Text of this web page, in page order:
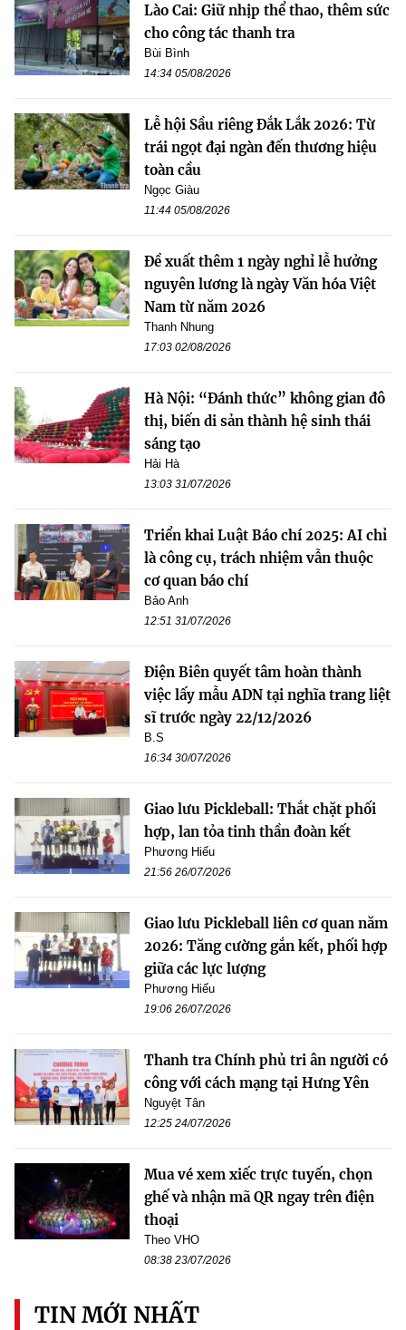
Lào Cai: Giữ nhịp thể thao, thêm sức
cho công tác thanh tra
Bùi Bình
14:34 05/08/2026
Lễ hội Sầu riêng Đắk Lắk 2026: Từ
trái ngọt đại ngàn đến thương hiệu
toàn cầu
Ngọc Giàu
11:44 05/08/2026
Đề xuất thêm 1 ngày nghỉ lễ hưởng
nguyên lương là ngày Văn hóa Việt
Nam từ năm 2026
Thanh Nhung
17:03 02/08/2026
Hà Nội: “Đánh thức” không gian đô
thị, biến di sản thành hệ sinh thái
sáng tạo
Hải Hà
13:03 31/07/2026
Triển khai Luật Báo chí 2025: AI chỉ
là công cụ, trách nhiệm vẫn thuộc
cơ quan báo chí
Bảo Anh
12:51 31/07/2026
Điện Biên quyết tâm hoàn thành
việc lấy mẫu ADN tại nghĩa trang liệt
sĩ trước ngày 22/12/2026
B.S
16:34 30/07/2026
Giao lưu Pickleball: Thắt chặt phối
hợp, lan tỏa tinh thần đoàn kết
Phương Hiếu
21:56 26/07/2026
Giao lưu Pickleball liên cơ quan năm
2026: Tăng cường gắn kết, phối hợp
giữa các lực lượng
Phương Hiếu
19:06 26/07/2026
Thanh tra Chính phủ tri ân người có
công với cách mạng tại Hưng Yên
Nguyệt Tân
12:25 24/07/2026
Mua vé xem xiếc trực tuyến, chọn
ghế và nhận mã QR ngay trên điện
thoại
Theo VHO
08:38 23/07/2026
TIN MỚI NHẤT